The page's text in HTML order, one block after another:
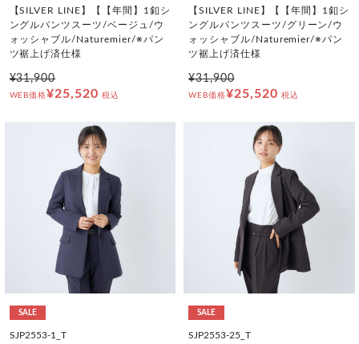
【SILVER LINE】【【年間】1釦シ
ングルパンツスーツ/ベージュ/ウ
ォッシャブル/Naturemier/※パン
ツ裾上げ済仕様
¥31,900
WEB価格¥25,520 税込
【SILVER LINE】【【年間】1釦シ
ングルパンツスーツ/グリーン/ウ
ォッシャブル/Naturemier/※パン
ツ裾上げ済仕様
¥31,900
WEB価格¥25,520 税込
SALE
SJP2553-1_T
SALE
SJP2553-25_T